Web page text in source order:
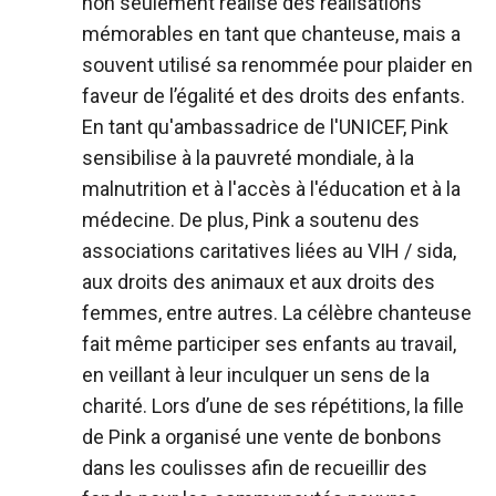
mémorables en tant que chanteuse, mais a
souvent utilisé sa renommée pour plaider en
faveur de l’égalité et des droits des enfants.
En tant qu'ambassadrice de l'UNICEF, Pink
sensibilise à la pauvreté mondiale, à la
malnutrition et à l'accès à l'éducation et à la
médecine. De plus, Pink a soutenu des
associations caritatives liées au VIH / sida,
aux droits des animaux et aux droits des
femmes, entre autres. La célèbre chanteuse
fait même participer ses enfants au travail,
en veillant à leur inculquer un sens de la
charité. Lors d’une de ses répétitions, la fille
de Pink a organisé une vente de bonbons
dans les coulisses afin de recueillir des